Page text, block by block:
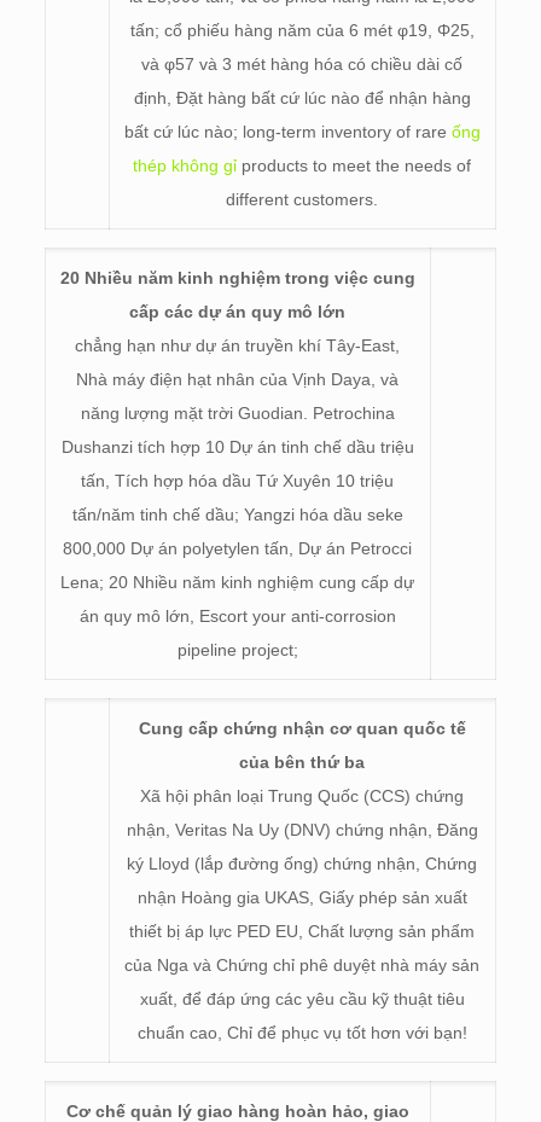
tấn; cổ phiếu hàng năm của 6 mét φ19, Φ25,
và φ57 và 3 mét hàng hóa có chiều dài cố
định, Đặt hàng bất cứ lúc nào để nhận hàng
bất cứ lúc nào; long-term inventory of rare ống
thép không gỉ products to meet the needs of
different customers
20 Nhiều năm kinh nghiệm trong việc cung
cấp các dự án quy mô lớn
chẳng hạn như dự án truyền khí Tây-East,
Nhà máy điện hạt nhân của Vịnh Daya, và
năng lượng mặt trời Guodian. Petrochina
Dushanzi tích hợp 10 Dự án tinh chế dầu triệu
tấn, Tích hợp hóa dầu Tứ Xuyên 10 triệu
tấn/năm tinh chế dầu; Yangzi hóa dầu seke
800,000 Dự án polyetylen tấn, Dự án Petrocci
Lena; 20 Nhiều năm kinh nghiệm cung cấp dự
án quy mô lớn, Escort your anti-corrosion
pipeline project;
Cung cấp chứng nhận cơ quan quốc tế
của bên thứ ba
Xã hội phân loại Trung Quốc (CCS) chứng
nhận, Veritas Na Uy (DNV) chứng nhận, Đăng
ký Lloyd (lắp đường ống) chứng nhận, Chứng
nhận Hoàng gia UKAS, Giấy phép sản xuất
thiết bị áp lực PED EU, Chất lượng sản phẩm
của Nga và Chứng chỉ phê duyệt nhà máy sản
xuất, để đáp ứng các yêu cầu kỹ thuật tiêu
chuẩn cao, Chỉ để phục vụ tốt hơn với bạn!
Cơ chế quản lý giao hàng hoàn hảo, giao